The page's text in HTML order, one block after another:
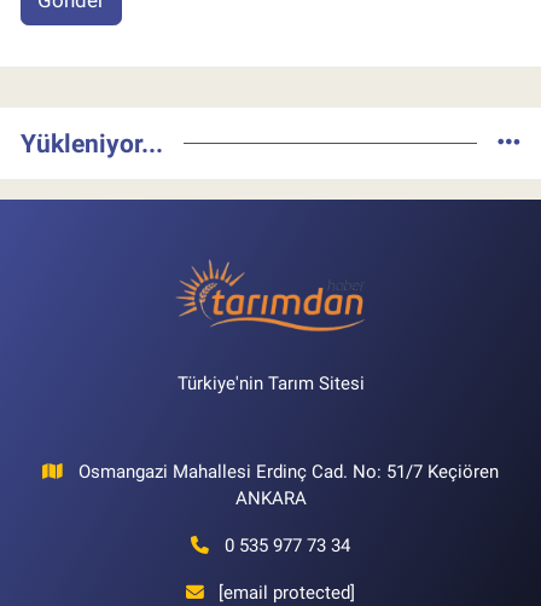
Yükleniyor...
Türkiye'nin Tarım Sitesi
Osmangazi Mahallesi Erdinç Cad. No: 51/7 Keçiören
ANKARA
0 535 977 73 34
[email protected]